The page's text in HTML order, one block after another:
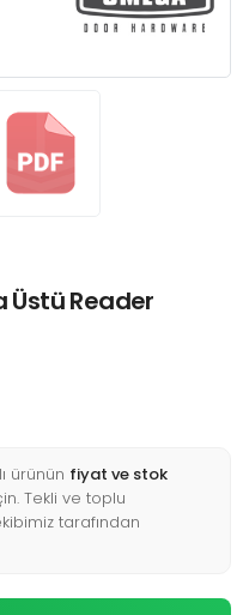
Üstü Reader
ürünün fiyat ve stok
Tekli ve toplu
tarafından